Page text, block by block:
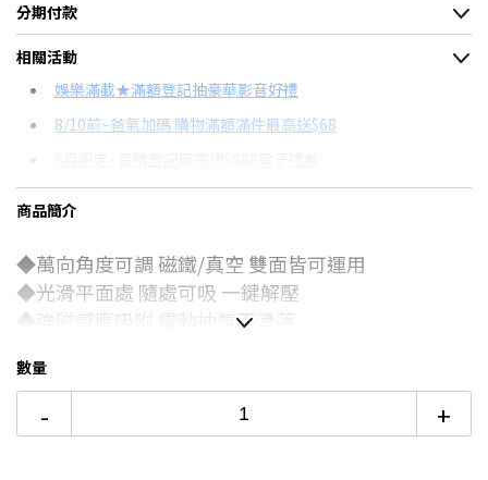
分期付款
＊實際可分期數、適用利率，請以購物車顯示為主
信用卡分期
分期數
12期
24期
每期金額
$33
$17
配合銀行/業者
18家銀行/業者
相關活動
娛樂滿載★滿額登記抽豪華影音好禮
8/10前~爸氣加碼 購物滿額滿件最高送$68
8月限定~首購登記最高領$888電子禮券
台灣大哥大Open Possible聯名卡滿額最高回饋25%
電視降到底破盤
商品簡介
◆萬向角度可調 磁鐵/真空 雙面皆可運用
◆光滑平面處 隨處可吸 一鍵解壓
◆強磁感應吸附 電動抽氣不滑落
◆電動真空吸附 如吸力變弱需充電
數量
- +